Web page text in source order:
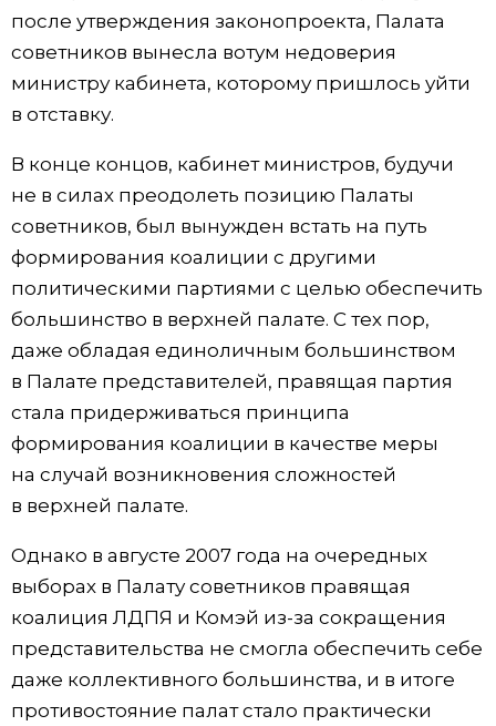
после утверждения законопроекта, Палата
советников вынесла вотум недоверия
министру кабинета, которому пришлось уйти
в отставку.
В конце концов, кабинет министров, будучи
не в силах преодолеть позицию Палаты
советников, был вынужден встать на путь
формирования коалиции с другими
политическими партиями с целью обеспечить
большинство в верхней палате. С тех пор,
даже обладая единоличным большинством
в Палате представителей, правящая партия
стала придерживаться принципа
формирования коалиции в качестве меры
на случай возникновения сложностей
в верхней палате.
Однако в августе 2007 года на очередных
выборах в Палату советников правящая
коалиция ЛДПЯ и Комэй из-за сокращения
представительства не смогла обеспечить себе
даже коллективного большинства, и в итоге
противостояние палат стало практически